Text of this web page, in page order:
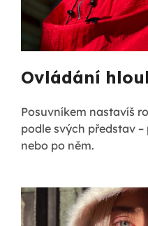
Ovládání
Posuvníkem nastavíš
podle svých představ
nebo po něm.